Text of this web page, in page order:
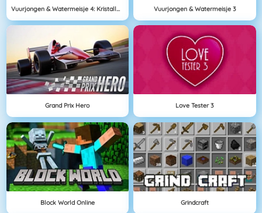
Vuurjongen & Watermeisje 4: Kristallen Tempel Vuurjongen & Watermeisje 3
Grand Prix Hero Love Tester 3
Block World Online Grindcraft